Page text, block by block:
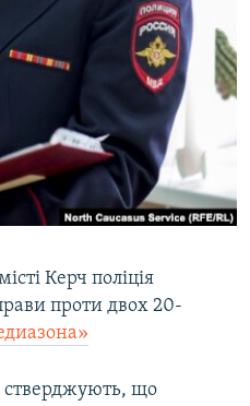
Керч поліція
проти двох 20-
стверджують, що